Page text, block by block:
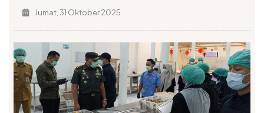
Jumat, 31 Oktober 2025